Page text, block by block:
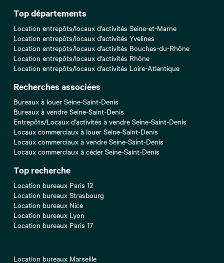
Top départements
Location entrepôts/locaux d'activités Seine-et-Marne
Location entrepôts/locaux d'activités Yvelines
Location entrepôts/locaux d'activités Bouches-du-Rhône
Location entrepôts/locaux d'activités Rhône
Location entrepôts/locaux d'activités Loire-Atlantique
Recherches associées
Bureaux à louer Seine-Saint-Denis
Bureaux à vendre Seine-Saint-Denis
Entrepôts/Locaux d'activités à vendre Seine-Saint-Denis
Locaux commerciaux à louer Seine-Saint-Denis
Locaux commerciaux à vendre Seine-Saint-Denis
Locaux commerciaux à céder Seine-Saint-Denis
Top recherche
Location bureaux Paris 12
Location bureaux Strasbourg
Location bureaux Nice
Location bureaux Lyon
Location bureaux Paris 17
Location bureaux Marseille